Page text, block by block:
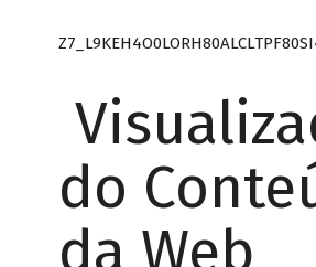
do
da Web